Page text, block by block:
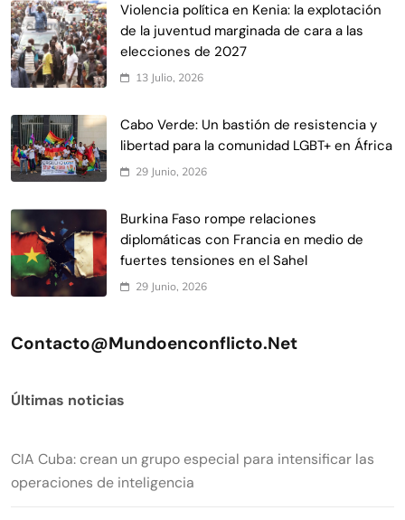
Violencia política en Kenia: la explotación
de la juventud marginada de cara a las
elecciones de 2027
13 Julio, 2026
Cabo Verde: Un bastión de resistencia y
libertad para la comunidad LGBT+ en África
29 Junio, 2026
Burkina Faso rompe relaciones
diplomáticas con Francia en medio de
fuertes tensiones en el Sahel
29 Junio, 2026
Contacto@mundoenconflicto.net
Últimas noticias
CIA Cuba: crean un grupo especial para intensificar las
operaciones de inteligencia